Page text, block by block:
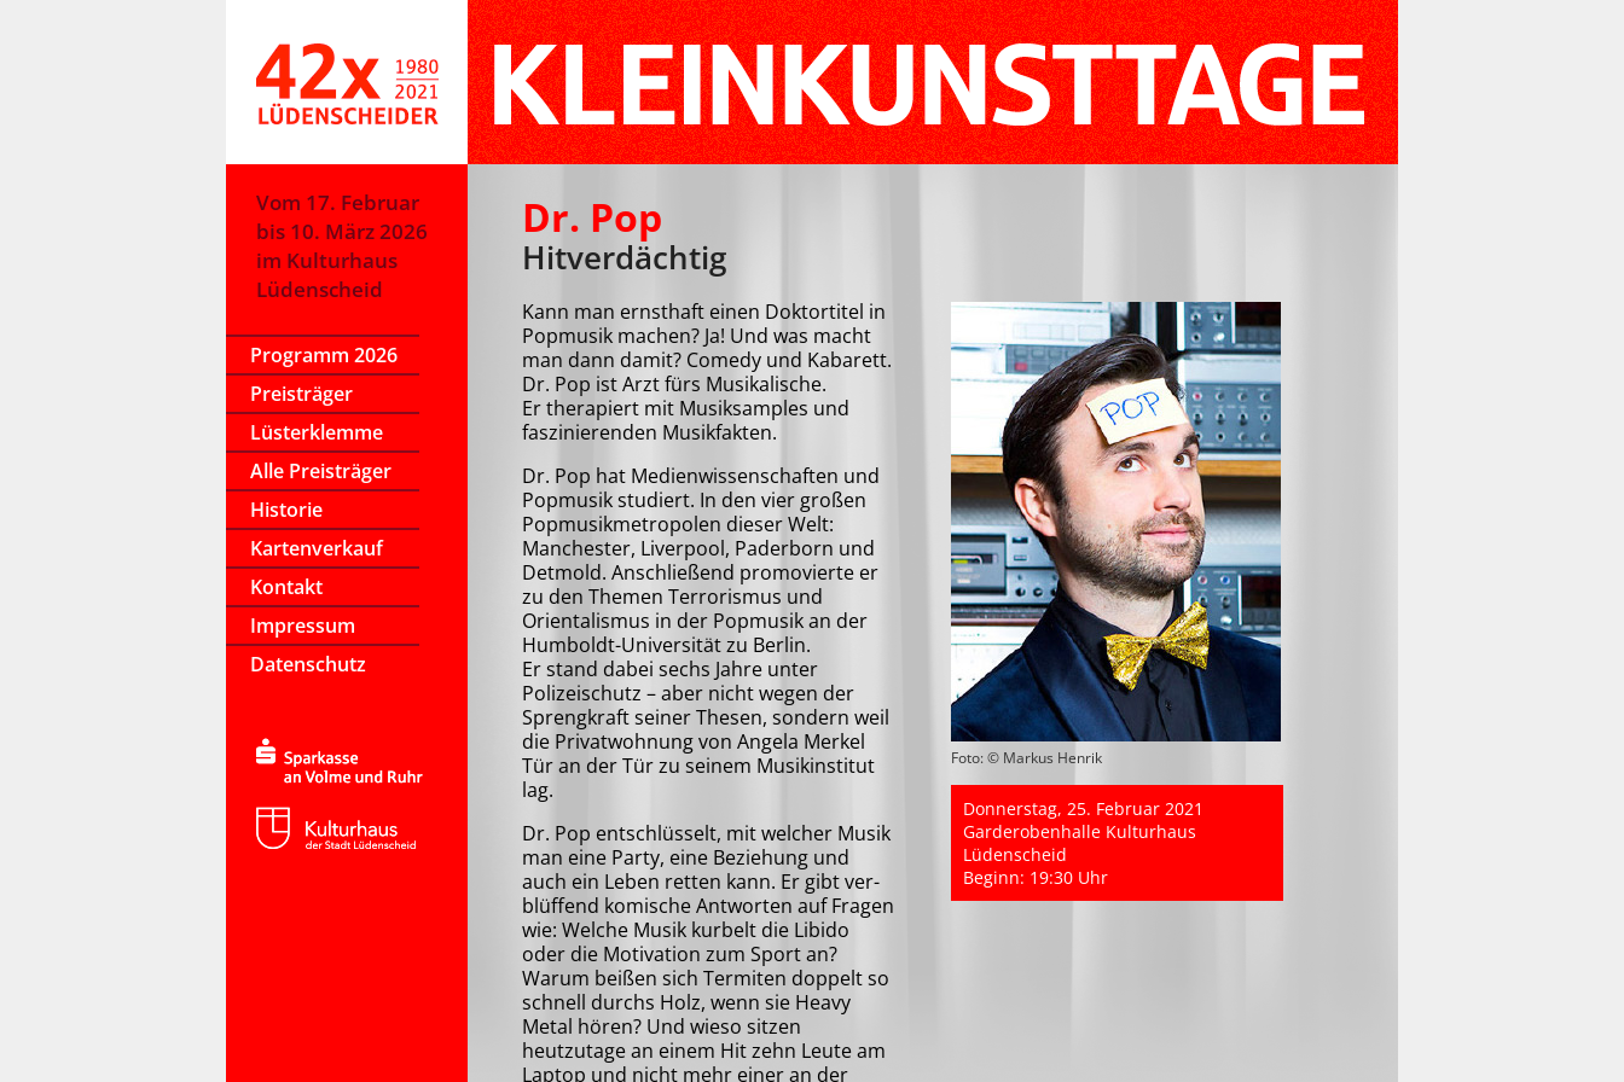
Vom 17. Februar
bis 10. März 2026
im Kulturhaus
Lüdenscheid
Programm 2026
Preisträger
Lüsterklemme
Alle Preisträger
Historie
Kartenverkauf
Kontakt
Impressum
Datenschutz
Dr. Pop
Hitverdächtig
Foto: © Markus Henrik
Donnerstag, 25. Februar 2021
Garderobenhalle Kulturhaus
Lüdenscheid
Beginn: 19:30 Uhr
Kann man ernsthaft einen Doktortitel in
Popmusik machen? Ja! Und was macht
man dann damit? Comedy und Kabarett.
Dr. Pop ist Arzt fürs Musikalische.
Er therapiert mit Musiksamples und
faszinierenden Musikfakten.
Dr. Pop hat Medienwissenschaften und
Popmusik studiert. In den vier großen
Popmusikmetropolen dieser Welt:
Manchester, Liverpool, Paderborn und
Detmold. Anschließend promovierte er
zu den Themen Terrorismus und
Orientalismus in der Popmusik an der
Humboldt-Universität zu Berlin.
Er stand dabei sechs Jahre unter
Polizeischutz – aber nicht wegen der
Sprengkraft seiner Thesen, sondern weil
die Privatwohnung von Angela Merkel
Tür an der Tür zu seinem Musikinstitut
lag.
Dr. Pop entschlüsselt, mit welcher Musik
man eine Party, eine Beziehung und
auch ein Leben retten kann. Er gibt ver­
blüf­fend komische Antworten auf Fragen
wie: Welche Musik kurbelt die Libido
oder die Motivation zum Sport an?
Warum beißen sich Termiten doppelt so
schnell durchs Holz, wenn sie Heavy
Metal hören? Und wieso sitzen
heutzutage an einem Hit zehn Leute am
Laptop und nicht mehr einer an der